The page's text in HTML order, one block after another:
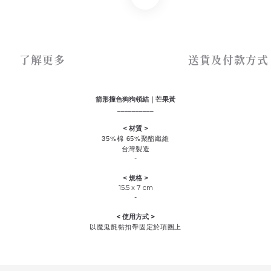
了解更多 送貨及付款方式
箭形撞色狗狗領結｜芒果黃
< 材質 >
35%棉 65%聚酯纖維
台灣製造
-
< 規格 >
15.5 x 7 cm
-
< 使用方式 >
以魔鬼氈黏扣帶固定於項圈上